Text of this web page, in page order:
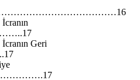
Geri